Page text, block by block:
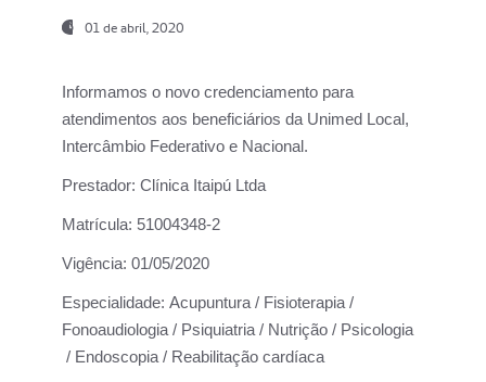
01 de abril, 2020
Informamos o novo credenciamento para
atendimentos aos beneficiários da Unimed Local,
Intercâmbio Federativo e Nacional.
Prestador: Clínica Itaipú Ltda
Matrícula: 51004348-2
Vigência: 01/05/2020
Especialidade: Acupuntura / Fisioterapia /
Fonoaudiologia / Psiquiatria / Nutrição / Psicologia
/ Endoscopia / Reabilitação cardíaca